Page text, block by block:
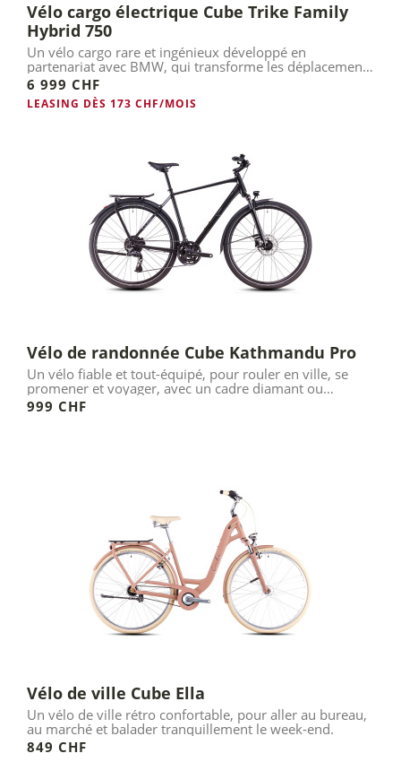
Vélo cargo électrique Cube Trike Family
Hybrid 750
Un vélo cargo rare et ingénieux développé en
partenariat avec BMW, qui transforme les déplacements
en famille.
6 999 CHF
LEASING DÈS 173 CHF/MOIS
Vélo de randonnée Cube Kathmandu Pro
Un vélo fiable et tout-équipé, pour rouler en ville, se
promener et voyager, avec un cadre diamant ou
trapèze.
999 CHF
Vélo de ville Cube Ella
Un vélo de ville rétro confortable, pour aller au bureau,
au marché et balader tranquillement le week-end.
849 CHF